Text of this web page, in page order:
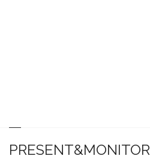
PRESENT&MONITOR